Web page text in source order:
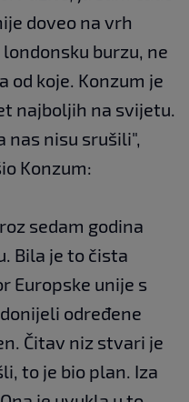
doveo na vrh
burzu, ne
od koje. Konzum je
najboljih na svijetu.
nas nisu srušili",
Konzum:
sedam godina
Bila je to čista
Europske unije s
određene
Čitav niz stvari je
to je bio plan. Iza